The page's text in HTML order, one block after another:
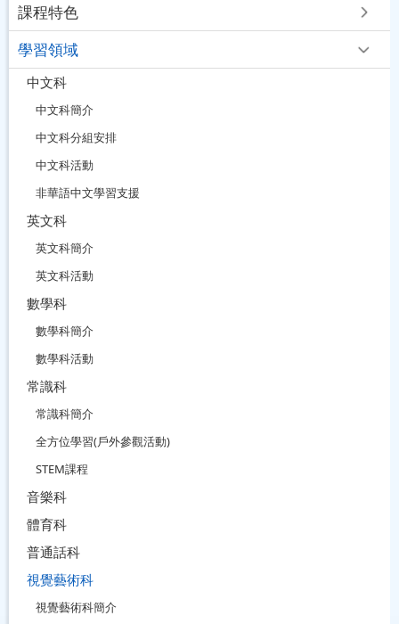
課程特色
學習領域
中文科
中文科簡介
中文科分組安排
中文科活動
非華語中文學習支援
英文科
英文科簡介
英文科活動
數學科
數學科簡介
數學科活動
常識科
常識科簡介
全方位學習(戶外參觀活動)
STEM課程
音樂科
體育科
普通話科
視覺藝術科
視覺藝術科簡介